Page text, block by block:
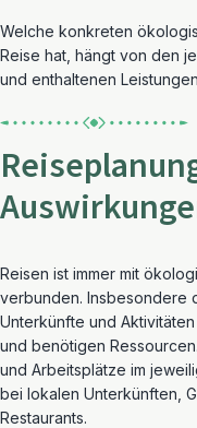
Welche konkreten
Reise hat, hängt von den
und enthaltenen
Reisen ist immer mit
verbunden. Insbesondere
Unterkünfte und
und benötigen
und Arbeitsplätze im j
bei lokalen Unterkünften,
Restaurants.